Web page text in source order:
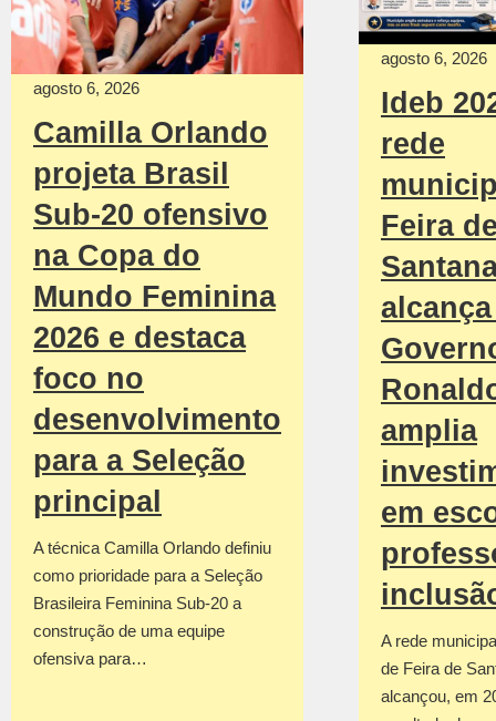
agosto 6, 2026
Camilla Orlando
projeta Brasil
Sub-20 ofensivo
na Copa do
Mundo Feminina
2026 e destaca
foco no
desenvolvimento
para a Seleção
principal
A técnica Camilla Orlando definiu
como prioridade para a Seleção
Brasileira Feminina Sub-20 a
construção de uma equipe
ofensiva para…
agosto 6, 2026
Ideb
rede
Feira
amplia
em
A rede
de Feira de
alcançou, em